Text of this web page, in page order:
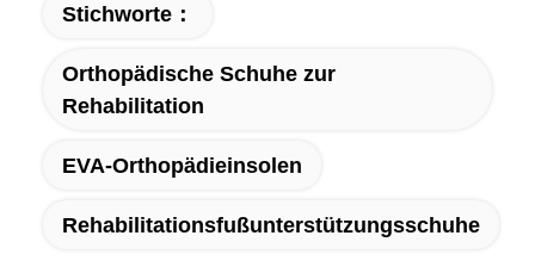
Stichworte：
Orthopädische Schuhe zur
Rehabilitation
EVA-Orthopädieinsolen
Rehabilitationsfußunterstützungsschuhe